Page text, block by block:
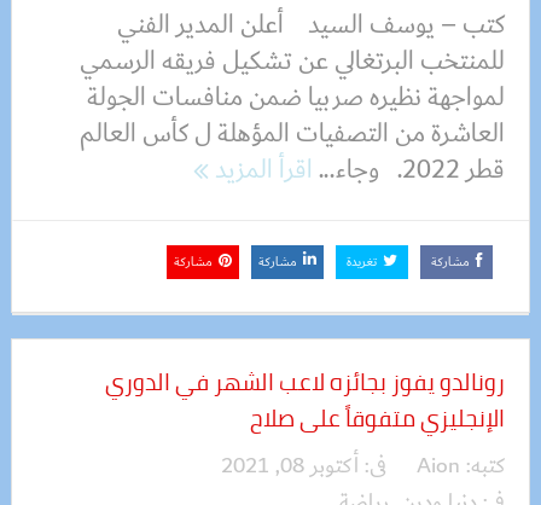
كتب – يوسف السيد أعلن المدير الفني
للمنتخب البرتغالي عن تشكيل فريقه الرسمي
لمواجهة نظيره صربيا ضمن منافسات الجولة
العاشرة من التصفيات المؤهلة ل كأس العالم
قطر 2022. وجاء...
اقرأ المزيد
مشاركة تغريدة مشاركة مشاركة
رونالدو يفوز بجائزه لاعب الشهر في الدوري
الإنجليزي متفوقاً على صلاح
كتبه: Aion فى:أكتوبر 08, 2021